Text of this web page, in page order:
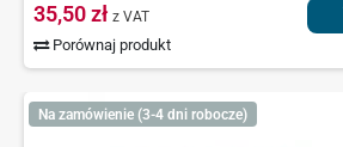
35,50 zł z VAT
Porównaj produkt
Na zamówienie (3-4 dni robocze)